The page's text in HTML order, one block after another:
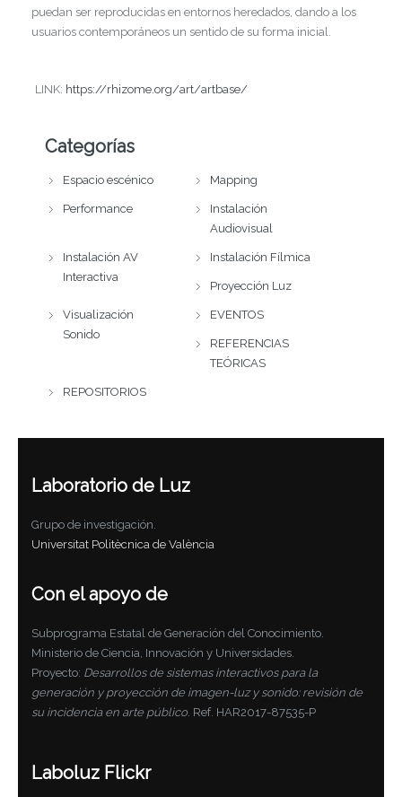
puedan ser reproducidas en entornos heredados, dando a los
usuarios contemporáneos un sentido de su forma inicial.
LINK: https://rhizome.org/art/artbase/
Categorías
Espacio escénico Mapping
Performance
Instalación
Audiovisual
Instalación AV
Interactiva
Instalación Fílmica
Proyección Luz
Visualización
Sonido
EVENTOS
REFERENCIAS
TEÓRICAS
REPOSITORIOS
Laboratorio de Luz
Grupo de investigación.
Universitat Politècnica de València
Con el apoyo de
Subprograma Estatal de Generación del Conocimiento.
Ministerio de Ciencia, Innovación y Universidades.
Proyecto: Desarrollos de sistemas interactivos para la
generación y proyección de imagen-luz y sonido: revisión de
su incidencia en arte público . Ref. HAR2017-87535-P
Laboluz Flickr